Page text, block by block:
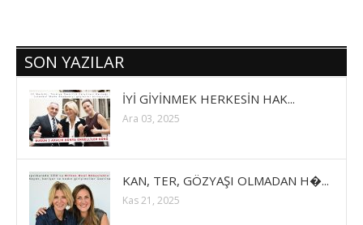
SON YAZILAR
İYİ GİYİNMEK HERKESİN HAK...
Ara 03, 2025
KAN, TER, GÖZYAŞI OLMADAN H�...
Kas 21, 2025